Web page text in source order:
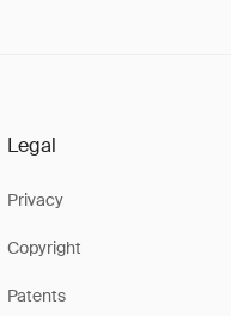
Legal
Privacy
Copyright
Patents